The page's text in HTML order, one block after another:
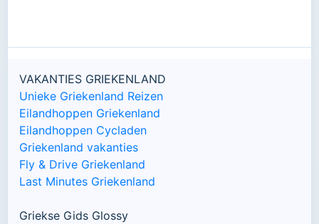
VAKANTIES GRIEKENLAND
Unieke Griekenland Reizen
Eilandhoppen Griekenland
Eilandhoppen Cycladen
Griekenland vakanties
Fly & Drive Griekenland
Last Minutes Griekenland
Griekse Gids Glossy